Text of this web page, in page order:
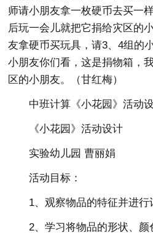
师请小朋友拿一枚硬币去买一
后玩一会儿就把它捐给灾区的
友拿硬币买玩具，请3、4组的
小朋友你们看，这是捐物箱，
区的小朋友。（甘红梅）
中班计算《小花园》活动
《小花园》活动设计
实验幼儿园 曹丽娟
活动目标：
1、观察物品的特征并进行
2、学习将物品的形状、颜